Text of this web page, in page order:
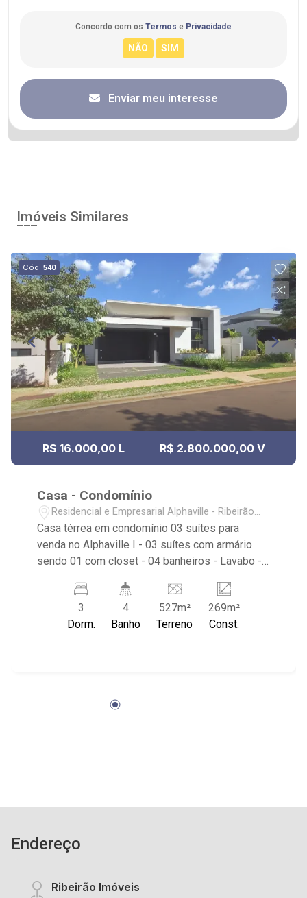
Concordo com os Termos e Privacidade
Enviar meu interesse
Imóveis Similares
Cód.540
R$ 16.000,00 L R$ 2.800.000,00 V
Casa - Condomínio
Residencial e Empresarial Alphaville - Ribeirão
Preto/SP
Casa térrea em condomínio 03 suítes para
venda no Alphaville I - 03 suítes com armário
sendo 01 com closet - 04 banheiros - Lavabo -
americana planejada - Área de serviço com
aquecimento - Boiler e placa já instalados -
Cinema, Espaço gourmet, salão de festas,
3
Dorm.
4
Banho
527m²
Terreno
269m²
Const.
Endereço
Ribeirão Imóveis